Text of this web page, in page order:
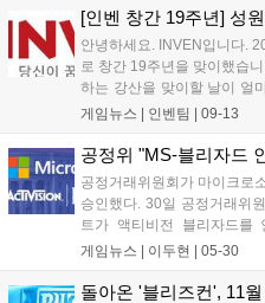
로 자동 전환되며 사용했던...
[인벤 창간 19주년] 성
안녕하세요. INVEN입니다.
로 창간 19주년을 맞이했습
하는 강산을 맞이할 날이 얼
시간을 달려올 수 있던 원동
께 다시 한번 감사드립니다.
게임뉴스 | 인벤팀 09-13
공정위 "MS-블리자드
공정거래위원회가 마이크로
승인했다. 30일 공정거래위
트가 액티비전 블리자드를
한 결과, 국내 게임 시장에
드의 주식 전부를 약 90조 원
게임뉴스 | 이두현 05-30
돌아온 '블리즈컨', 11